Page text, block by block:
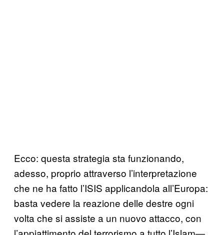
Ecco: questa strategia sta funzionando,
adesso, proprio attraverso l’interpretazione
che ne ha fatto l’ISIS applicandola all’Europa:
basta vedere la reazione delle destre ogni
volta che si assiste a un nuovo attacco, con